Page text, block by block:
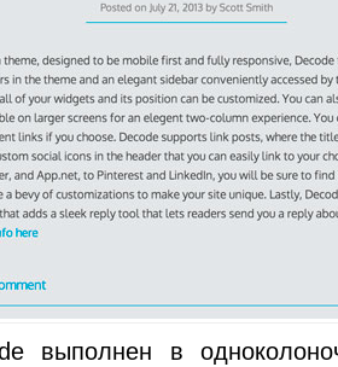
выполнен в